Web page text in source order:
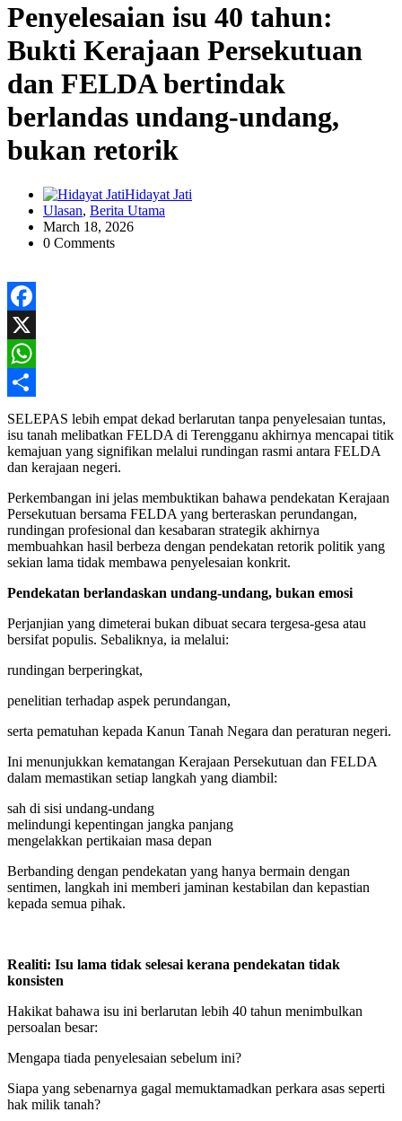
Penyelesaian isu 40 tahun:
Bukti Kerajaan Persekutuan
dan FELDA bertindak
berlandas undang-undang,
bukan retorik
Hidayat Jati
Ulasan, Berita Utama
March 18, 2026
0 Comments
Facebook
X
WhatsApp
Share
SELEPAS lebih empat dekad berlarutan tanpa penyelesaian tuntas,
isu tanah melibatkan FELDA di Terengganu akhirnya mencapai titik
kemajuan yang signifikan melalui rundingan rasmi antara FELDA
dan kerajaan negeri.
Perkembangan ini jelas membuktikan bahawa pendekatan Kerajaan
Persekutuan bersama FELDA yang berteraskan perundangan,
rundingan profesional dan kesabaran strategik akhirnya
membuahkan hasil berbeza dengan pendekatan retorik politik yang
sekian lama tidak membawa penyelesaian konkrit.
Pendekatan berlandaskan undang-undang, bukan emosi
Perjanjian yang dimeterai bukan dibuat secara tergesa-gesa atau
bersifat populis. Sebaliknya, ia melalui:
rundingan berperingkat,
penelitian terhadap aspek perundangan,
serta pematuhan kepada Kanun Tanah Negara dan peraturan negeri.
Ini menunjukkan kematangan Kerajaan Persekutuan dan FELDA
dalam memastikan setiap langkah yang diambil:
sah di sisi undang-undang
melindungi kepentingan jangka panjang
mengelakkan pertikaian masa depan
Berbanding dengan pendekatan yang hanya bermain dengan
sentimen, langkah ini memberi jaminan kestabilan dan kepastian
kepada semua pihak.
Realiti: Isu lama tidak selesai kerana pendekatan tidak
konsisten
Hakikat bahawa isu ini berlarutan lebih 40 tahun menimbulkan
persoalan besar:
Mengapa tiada penyelesaian sebelum ini?
Siapa yang sebenarnya gagal memuktamadkan perkara asas seperti
hak milik tanah?